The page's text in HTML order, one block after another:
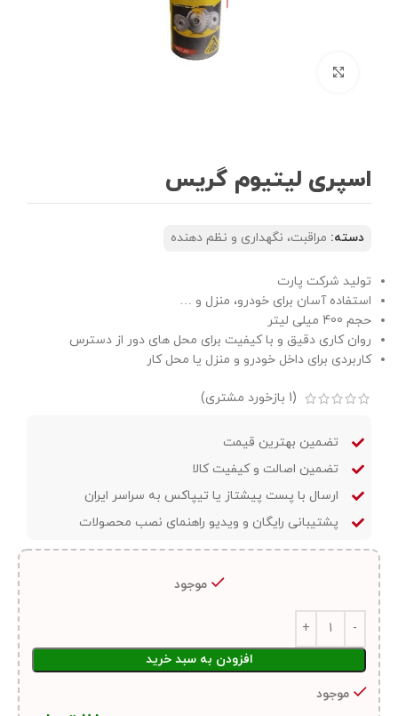
اسپری لیتیوم گریس
دسته: مراقبت، نگهداری و نظم دهنده
تولید شرکت پارت
استفاده آسان برای خودرو، منزل و …
حجم 400 میلی لیتر
روان کاری دقیق و با کیفیت برای محل های دور از دسترس
کاربردی برای داخل خودرو و منزل یا محل کار
(
1 بازخورد مشتری)
تضمین بهترین قیمت
تضمین اصالت و کیفیت کالا
ارسال با پست پیشتاز یا تیپاکس به سراسر ایران
پشتیبانی رایگان و ویدیو راهنمای نصب محصولات
موجود
افزودن به سبد خرید
موجود